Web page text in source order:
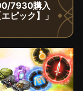
7930購入
ピック】」